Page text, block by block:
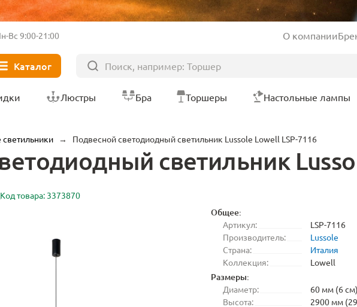
Вс 9:00-21:00 О компании
Каталог
Люстры Бра Торшеры Настольные лампы
→ Подвесной светодиодный светильник Lussole Lowell LSP-7116
светильник
Код товара: 3373870
Общее:
Артикул:
LSP-7116
Производитель:
Lussole
Страна:
Италия
Коллекция:
Lowell
Размеры:
Диаметр:
60 мм (6 см)
Высота:
2900 мм